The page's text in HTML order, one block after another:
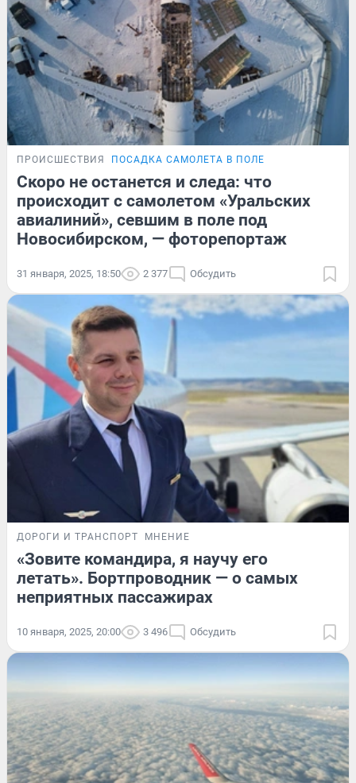
ПРОИСШЕСТВИЯ ПОСАДКА САМОЛЕТА В ПОЛЕ
Скоро не останется и следа: что
происходит с самолетом «Уральских
авиалиний», севшим в поле под
Новосибирском, — фоторепортаж
31 января, 2025, 18:50 2 377 Обсудить
ДОРОГИ И ТРАНСПОРТ МНЕНИЕ
«Зовите командира, я научу его
летать». Бортпроводник — о самых
неприятных пассажирах
10 января, 2025, 20:00 3 496 Обсудить